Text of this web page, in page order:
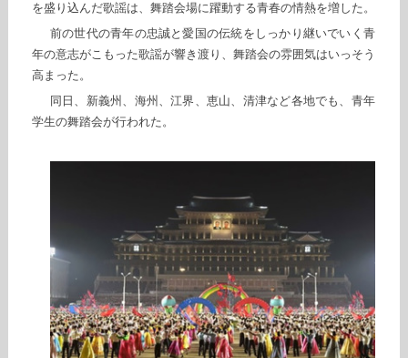
を盛り込んだ歌謡は、舞踏会場に躍動する青春の情熱を増した。
前の世代の青年の忠誠と愛国の伝統をしっかり継いでいく青
年の意志がこもった歌謡が響き渡り、舞踏会の雰囲気はいっそう
高まった。
同日、新義州、海州、江界、恵山、清津など各地でも、青年
学生の舞踏会が行われた。